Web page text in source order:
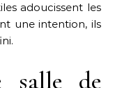
adoucissent les
une intention, ils
salle de